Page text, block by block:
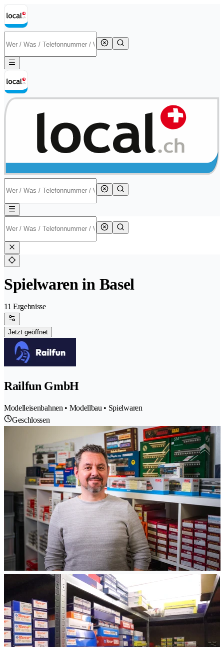
Spielwaren in Basel
11 Ergebnisse
Jetzt geöffnet
Railfun GmbH
Modelleisenbahnen • Modellbau • Spielwaren
Geschlossen